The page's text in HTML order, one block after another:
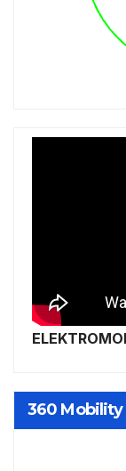
360 Mobility